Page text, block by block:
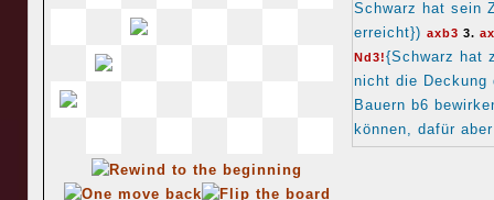
Schwarz hat sein
erreicht}) axb3 3.
Nd3!{Schwarz hat
nicht die Deckung
Bauern b6
können, dafür